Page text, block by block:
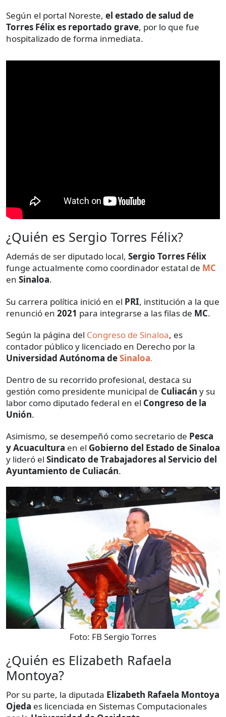
Según el portal Noreste, el estado de salud de
Torres Félix es reportado grave, por lo que fue
hospitalizado de forma inmediata.
¿Quién es Sergio Torres Félix?
Además de ser diputado local, Sergio Torres Félix
funge actualmente como coordinador estatal de MC
en Sinaloa.
Su carrera política inició en el PRI, institución a la que
renunció en 2021 para integrarse a las filas de MC.
Según la página del Congreso de Sinaloa, es
contador público y licenciado en Derecho por la
Universidad Autónoma deSinaloa.
Dentro de su recorrido profesional, destaca su
gestión como presidente municipal de Culiacán y su
labor como diputado federal en el Congreso de la
Unión.
Asimismo, se desempeñó como secretario de Pesca
y Acuacultura en el Gobierno del Estado de Sinaloa
y lideró el Sindicato de Trabajadores al Servicio del
Ayuntamiento de Culiacán.
Foto: FB Sergio Torres
¿Quién es Elizabeth Rafaela
Montoya?
Por su parte, la diputada Elizabeth Rafaela Montoya
Ojeda es licenciada en Sistemas Computacionales